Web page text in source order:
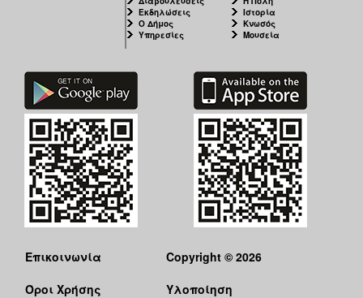
Εκδηλώσεις
Ο Δήμος
Υπηρεσίες
Ιστορία
Κνωσός
Μουσεία
Επικοινωνία
Όροι Χρήσης
Copyright © 2026
Υλοποίηση